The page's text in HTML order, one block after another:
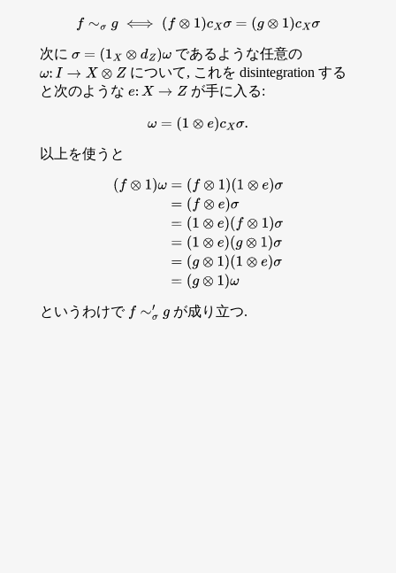
f∼ σg⟺ ( f⊗1) cXσ=(g⊗ 1)c Xσ
次に σ=(1 X⊗dZ)ω
であるような任意の
ω: I→X ⊗Z
について, これを disintegration する
と次のような e:X→Z が手に入る:
ω= (1⊗e )cXσ.
以上を使うと
⊗1 )(1 ⊗e)σ= f⊗ e)σ=(1⊗e )(f⊗
⊗1) (1⊗ e)σ=
というわけで f∼σ′g が成り立つ.